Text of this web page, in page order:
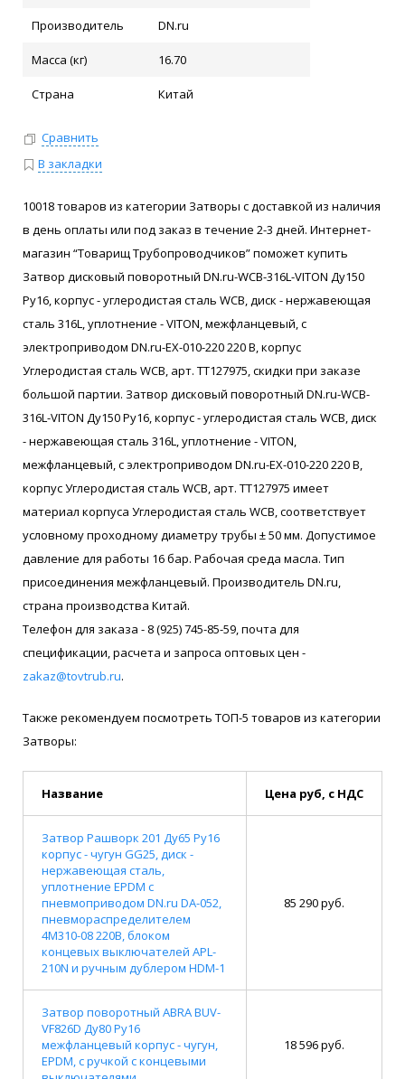
Производитель DN.ru
Масса (кг) 16.70
Страна Китай
Сравнить
В закладки
10018 товаров из категории Затворы с доставкой из наличия
в день оплаты или под заказ в течение 2-3 дней. Интернет-
магазин “Товарищ Трубопроводчиков” поможет купить
Затвор дисковый поворотный DN.ru-WCB-316L-VITON Ду150
Ру16, корпус - углеродистая сталь WCB, диск - нержавеющая
сталь 316L, уплотнение - VITON, межфланцевый, с
электроприводом DN.ru-EX-010-220 220 В, корпус
Углеродистая сталь WCB, арт. ТТ127975, скидки при заказе
большой партии. Затвор дисковый поворотный DN.ru-WCB-
316L-VITON Ду150 Ру16, корпус - углеродистая сталь WCB, диск
- нержавеющая сталь 316L, уплотнение - VITON,
межфланцевый, с электроприводом DN.ru-EX-010-220 220 В,
корпус Углеродистая сталь WCB, арт. ТТ127975 имеет
материал корпуса Углеродистая сталь WCB, соответствует
условному проходному диаметру трубы ± 50 мм. Допустимое
давление для работы 16 бар. Рабочая среда масла. Тип
присоединения межфланцевый. Производитель DN.ru,
страна производства Китай.
Телефон для заказа - 8 (925) 745-85-59, почта для
спецификации, расчета и запроса оптовых цен -
zakaz@tovtrub.ru.
Также рекомендуем посмотреть ТОП-5 товаров из категории
Затворы:
Название Цена руб, с НДС
Затвор Рашворк 201 Ду65 Ру16
корпус - чугун GG25, диск -
нержавеющая сталь,
уплотнение EPDM с
пневмоприводом DN.ru DA-052,
пневмораспределителем
4M310-08 220В, блоком
концевых выключателей APL-
210N и ручным дублером HDM-1
85 290 руб.
Затвор поворотный ABRA BUV-
VF826D Ду80 Ру16
межфланцевый корпус - чугун,
EPDM, с ручкой с концевыми
18 596 руб.